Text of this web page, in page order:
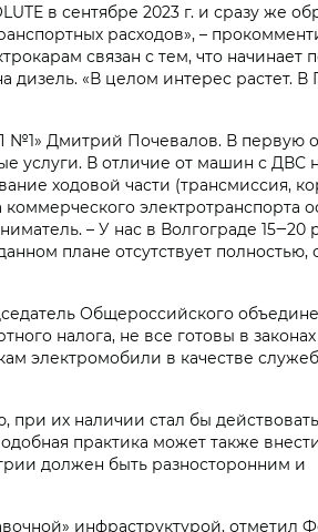
в сентябре 2023 г. и сразу же
расходов», –
связан с тем, что начинает
дизель. «В целом интерес растет.
№1» Дмитрий Почевалов. В первую
услуги. В отличие от машин с ДВС
ходовой части (трансмиссия,
электротранспорта
– У нас в Волгограде 15‒20
плане отсутствует полностью,
Общероссийского
налога, не все готовы в законах
электромобили в качестве
при их наличии стал бы действовать
практика может также
должен быть разносторонним и
инфраструктурой, отметил